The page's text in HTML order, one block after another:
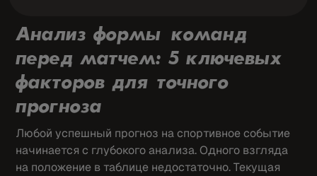
Анализ формы команд
перед матчем: 5 ключевых
факторов для точного
прогноза
Любой успешный прогноз на спортивное событие
начинается с глубокого анализа. Одного взгляда
на положение в таблице недостаточно. Текущая